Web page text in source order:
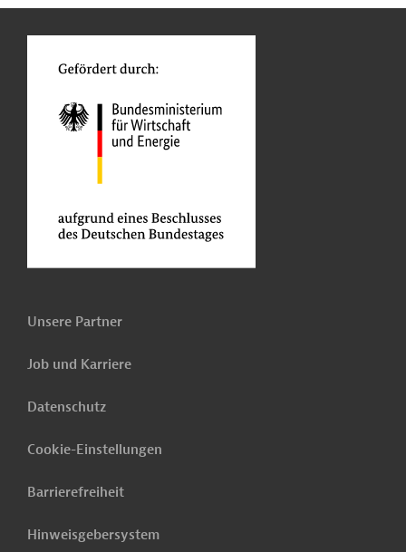
Unsere Partner
Job und Karriere
Datenschutz
Cookie-Einstellungen
Barrierefreiheit
Hinweisgebersystem